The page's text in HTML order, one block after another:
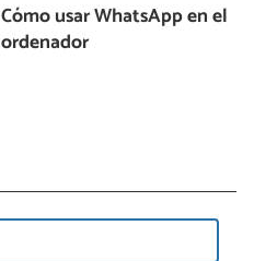
Cómo usar WhatsApp en el
ordenador